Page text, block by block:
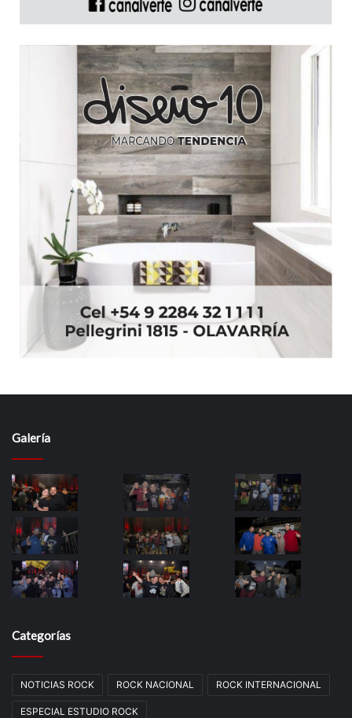
Galería
Categorías
NOTICIAS ROCK ROCK NACIONAL ROCK INTERNACIONAL
ESPECIAL ESTUDIO ROCK